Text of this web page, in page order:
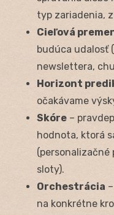
typ zariadenia,
Cieľová
budúca udalosť
newslettera,
Horizont
očakávame
Skóre –
hodnota, ktorá
(personalizačné
sloty).
Orchestrácia
na konkrétne